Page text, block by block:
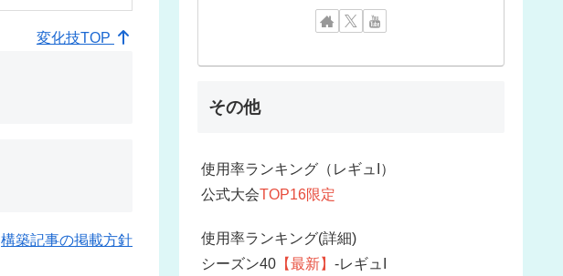
変化技TOP
構築記事の掲載方針
その他
使用率ランキング（レギュI）
公式大会TOP16限定
使用率ランキング(詳細)
シーズン40 【最新】 -レギュI